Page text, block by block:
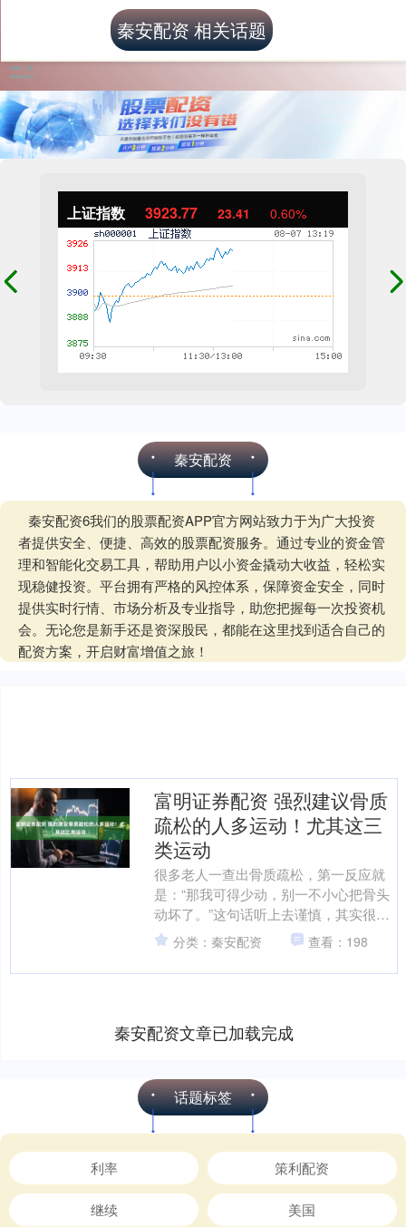
上证指数 3923.77 23.41 0.60%
秦安配资
秦安配资6我们的股票配资APP官方网站致力于为广大投资
者提供安全、便捷、高效的股票配资服务。通过专业的资金管
理和智能化交易工具，帮助用户以小资金撬动大收益，轻松实
现稳健投资。平台拥有严格的风控体系，保障资金安全，同时
提供实时行情、市场分析及专业指导，助您把握每一次投资机
会。无论您是新手还是资深股民，都能在这里找到适合自己的
配资方案，开启财富增值之旅！
秦安配资 相关话题
富明证券配资 强烈建议骨质
疏松的人多运动！尤其这三
类运动
很多老人一查出骨质疏松，第一反应就
是：“那我可得少动，别一不小心把骨头
动坏了。”这句话听上去谨慎，其实很容
易把人带进误区。 其实，骨质疏松真正
危险的，不只是骨密....
分类：秦安配资 查看：198
秦安配资文章已加载完成
话题标签
利率 策利配资
继续 美国